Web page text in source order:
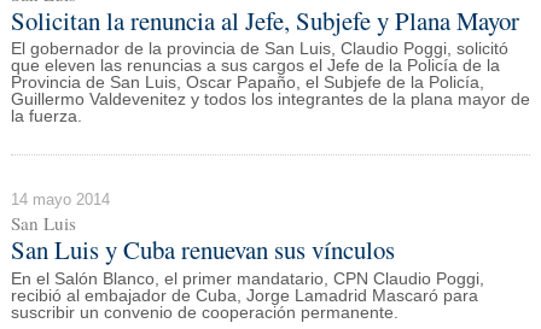
Solicitan la renuncia al Jefe, Subjefe y Plana Mayor
El gobernador de la provincia de San Luis, Claudio Poggi, solicitó
que eleven las renuncias a sus cargos el Jefe de la Policía de la
Provincia de San Luis, Oscar Papaño, el Subjefe de la Policía,
Guillermo Valdevenitez y todos los integrantes de la plana mayor de
la fuerza.
14 mayo 2014
San Luis
San Luis y Cuba renuevan sus vínculos
En el Salón Blanco, el primer mandatario, CPN Claudio Poggi,
recibió al embajador de Cuba, Jorge Lamadrid Mascaró para
suscribir un convenio de cooperación permanente.